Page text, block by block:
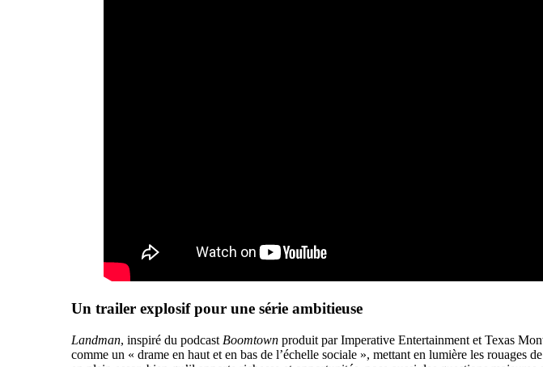
Un trailer explosif pour une série ambitieuse
Landman, inspiré du podcast Boomtown produit par Imperative Entertainment et Texas
comme un « drame en haut et en bas de l’échelle sociale », mettant en lumière les